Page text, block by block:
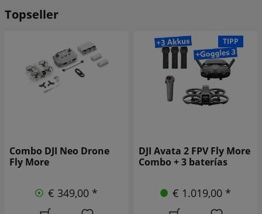
Topseller
DJI Avata 2 FPV Fly More
Combo + 3 baterías
€ 1.019,00 *
Drone DJI Neo 2